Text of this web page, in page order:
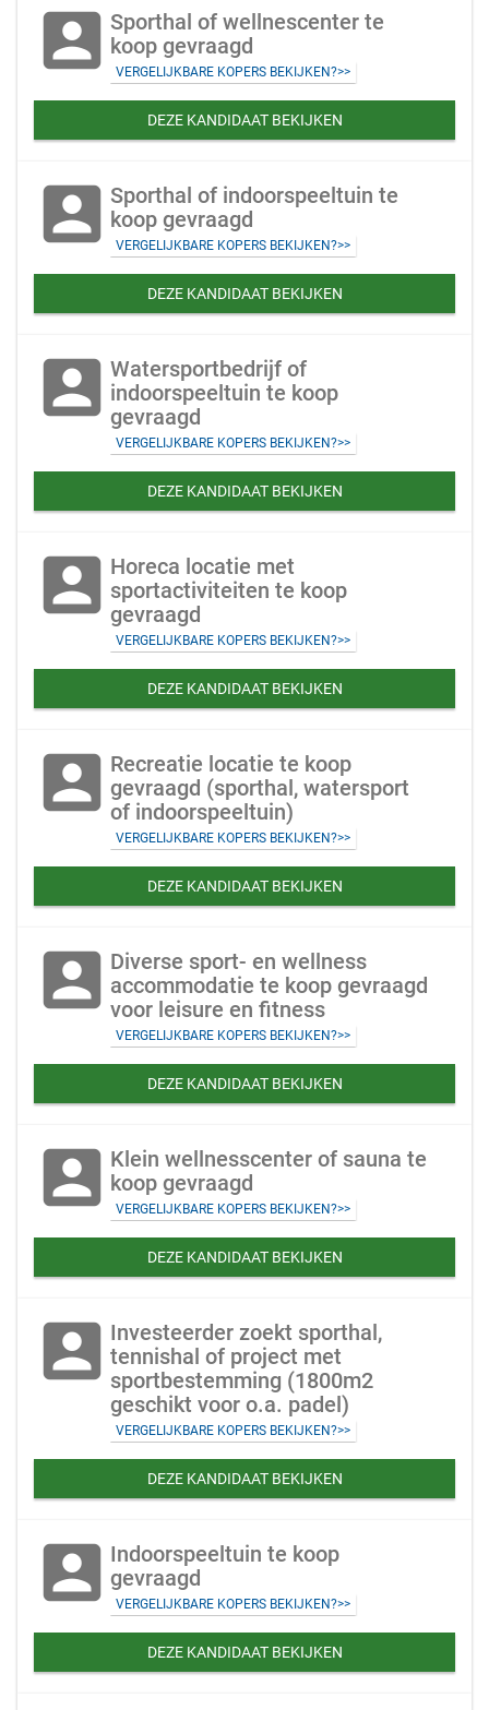
account_box Sporthal of wellnescenter te
koop gevraagd
VERGELIJKBARE KOPERS BEKIJKEN?>>
DEZE KANDIDAAT BEKIJKEN
account_box Sporthal of indoorspeeltuin te
koop gevraagd
VERGELIJKBARE KOPERS BEKIJKEN?>>
DEZE KANDIDAAT BEKIJKEN
account_box Watersportbedrijf of
indoorspeeltuin te koop
gevraagd
VERGELIJKBARE KOPERS BEKIJKEN?>>
DEZE KANDIDAAT BEKIJKEN
account_box Horeca locatie met
sportactiviteiten te koop
gevraagd
VERGELIJKBARE KOPERS BEKIJKEN?>>
DEZE KANDIDAAT BEKIJKEN
account_box Recreatie locatie te koop
gevraagd (sporthal, watersport
of indoorspeeltuin)
VERGELIJKBARE KOPERS BEKIJKEN?>>
DEZE KANDIDAAT BEKIJKEN
account_box Diverse sport- en wellness
accommodatie te koop gevraagd
voor leisure en fitness
VERGELIJKBARE KOPERS BEKIJKEN?>>
DEZE KANDIDAAT BEKIJKEN
account_box Klein wellnesscenter of sauna te
koop gevraagd
VERGELIJKBARE KOPERS BEKIJKEN?>>
DEZE KANDIDAAT BEKIJKEN
account_box Investeerder zoekt sporthal,
tennishal of project met
sportbestemming (1800m2
geschikt voor o.a. padel)
VERGELIJKBARE KOPERS BEKIJKEN?>>
DEZE KANDIDAAT BEKIJKEN
account_box Indoorspeeltuin te koop
gevraagd
VERGELIJKBARE KOPERS BEKIJKEN?>>
DEZE KANDIDAAT BEKIJKEN